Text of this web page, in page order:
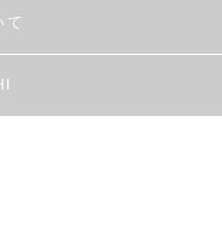
て